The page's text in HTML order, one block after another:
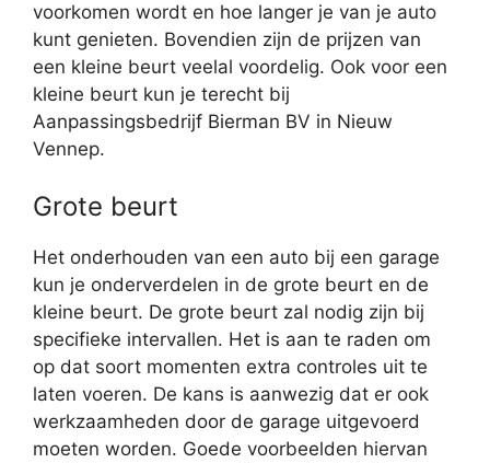
voorkomen wordt en hoe langer je van je auto
kunt genieten. Bovendien zijn de prijzen van
een kleine beurt veelal voordelig. Ook voor een
kleine beurt kun je terecht bij
Aanpassingsbedrijf Bierman BV in Nieuw
Vennep.
Grote beurt
Het onderhouden van een auto bij een garage
kun je onderverdelen in de grote beurt en de
kleine beurt. De grote beurt zal nodig zijn bij
specifieke intervallen. Het is aan te raden om
op dat soort momenten extra controles uit te
laten voeren. De kans is aanwezig dat er ook
werkzaamheden door de garage uitgevoerd
moeten worden. Goede voorbeelden hiervan